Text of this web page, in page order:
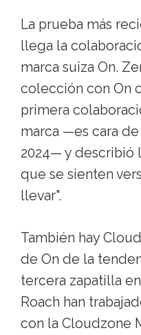
La prueba más
llega la
marca suiza On.
colección con On
primera
marca —es cara
2024— y describió
que se sienten
llevar".
También hay
de On de la
tercera zapatilla
Roach han
con la Cloudzone